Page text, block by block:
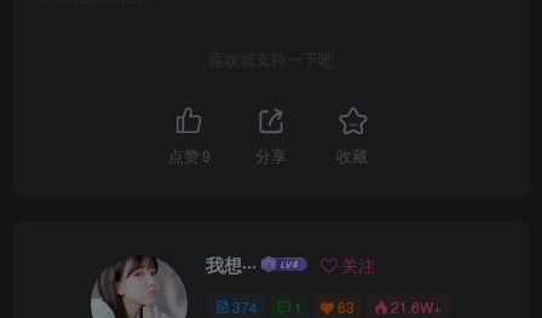
喜欢就支持一下吧
点赞 9 分享 收藏
我想··· 关注
374 1 63 21.6W+